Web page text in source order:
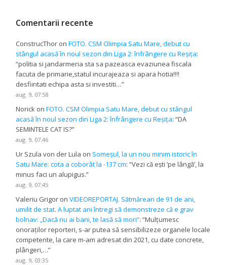
Comentarii recente
ConstrucThor onFOTO. CSM Olimpia Satu Mare, debut cu
stângul acasă în noul sezon din Liga 2: înfrângere cu Reșița:
“politia si jandarmeria sta sa pazeasca evaziunea fiscala
facuta de primarie,statul incurajeaza si apara hotia!!!!
desfiintati echipa asta si investiti…”
aug. 9, 07:58
Norick onFOTO. CSM Olimpia Satu Mare, debut cu stângul
acasă în noul sezon din Liga 2: înfrângere cu Reșița: “DA
SEMINTELE CAT IS?”
aug. 9, 07:46
Ur Szula von der Lula on Someșul, la un nou minim istoric în
Satu Mare: cota a coborât la -137 cm: “Vezi că ești ‘pe lângă’, la
minus faci un alupigus.”
aug. 9, 07:45
Valeriu Grigor onVIDEOREPORTAJ. Sătmărean de 91 de ani,
umilit de stat. A luptat ani întregi să demonstreze că e grav
bolnav: „Dacă nu ai bani, te lasă să mori”: “Mulțumesc
onoraților reporteri, s-ar putea să sensibilizeze organele locale
competente, la care m-am adresat din 2021, cu date concrete,
plângeri,…”
aug. 9, 03:35